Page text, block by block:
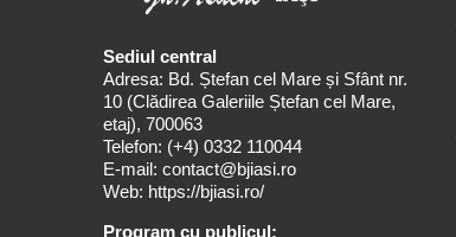
Sediul central
Adresa: Bd. Ștefan cel Mare și Sfânt nr.
10 (Clădirea Galeriile Ștefan cel Mare,
etaj), 700063
Telefon: (+4) 0332 110044
E-mail: contact@bjiasi.ro
Web: https://bjiasi.ro/
Program cu publicul: